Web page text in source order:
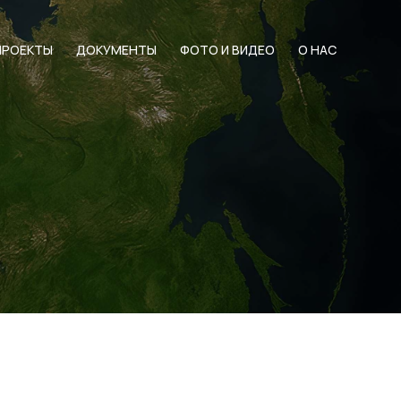
ДОКУМЕНТЫ ФОТО И ВИДЕО О НАС